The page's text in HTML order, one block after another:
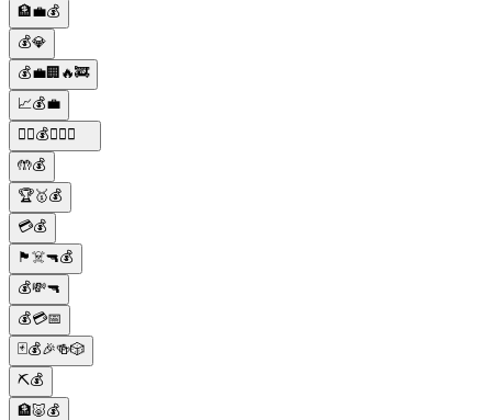
🏦💼💰
💰💎
💰💼🏢🔥🚒
📈💰💼
🕵️‍♂️💰💼🔫👑
🤲💰
🏆🥇💰
💳💰
🏴‍☠️🔫💰
💰💸🔫
💰💳📅
🃏💰🎉🍻🎲
⛏️💰
🏦🐷💰